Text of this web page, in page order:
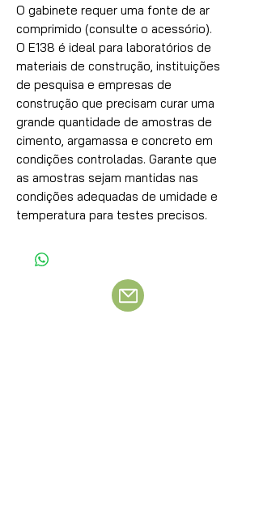
O gabinete requer uma fonte de ar
comprimido (consulte o acessório).
O E138 é ideal para laboratórios de
materiais de construção, instituições
de pesquisa e empresas de
construção que precisam curar uma
grande quantidade de amostras de
cimento, argamassa e concreto em
condições controladas. Garante que
as amostras sejam mantidas nas
condições adequadas de umidade e
temperatura para testes precisos.